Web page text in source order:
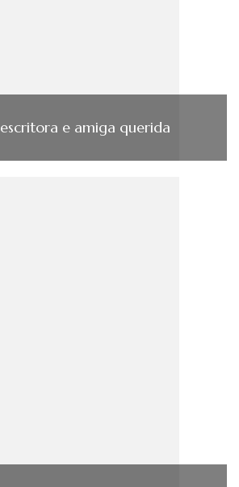
e amiga querida